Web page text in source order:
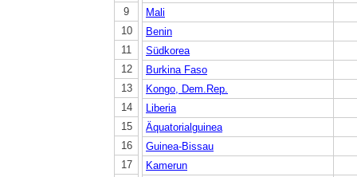
9
10
11
12
13
14
15
16
17
Mali
Benin
Südkorea
Burkina Faso
Kongo, Dem.Rep.
Liberia
Äquatorialguinea
Guinea-Bissau
Kamerun